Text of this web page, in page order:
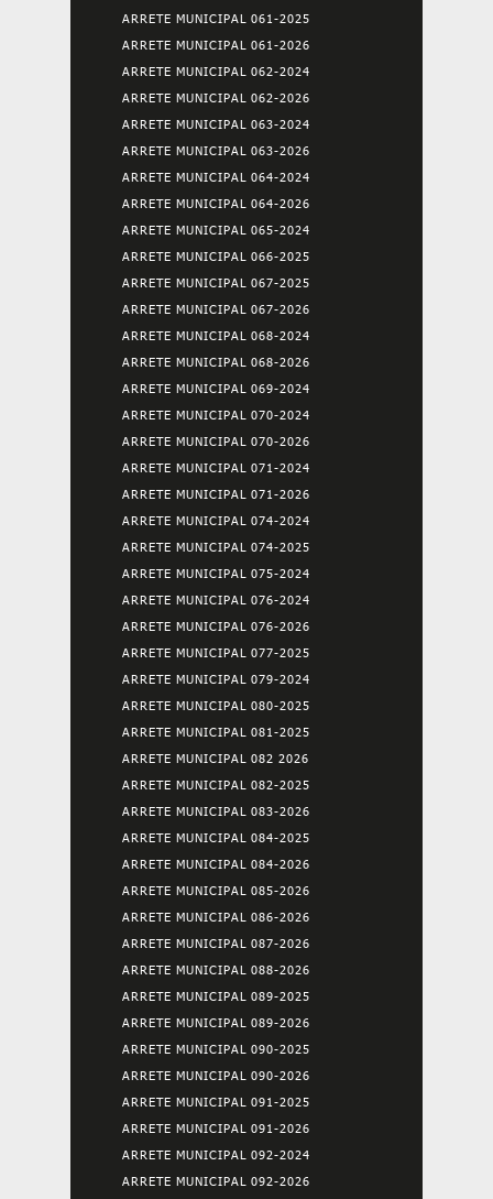
ARRETE MUNICIPAL 061-2025
ARRETE MUNICIPAL 061-2026
ARRETE MUNICIPAL 062-2024
ARRETE MUNICIPAL 062-2026
ARRETE MUNICIPAL 063-2024
ARRETE MUNICIPAL 063-2026
ARRETE MUNICIPAL 064-2024
ARRETE MUNICIPAL 064-2026
ARRETE MUNICIPAL 065-2024
ARRETE MUNICIPAL 066-2025
ARRETE MUNICIPAL 067-2025
ARRETE MUNICIPAL 067-2026
ARRETE MUNICIPAL 068-2024
ARRETE MUNICIPAL 068-2026
ARRETE MUNICIPAL 069-2024
ARRETE MUNICIPAL 070-2024
ARRETE MUNICIPAL 070-2026
ARRETE MUNICIPAL 071-2024
ARRETE MUNICIPAL 071-2026
ARRETE MUNICIPAL 074-2024
ARRETE MUNICIPAL 074-2025
ARRETE MUNICIPAL 075-2024
ARRETE MUNICIPAL 076-2024
ARRETE MUNICIPAL 076-2026
ARRETE MUNICIPAL 077-2025
ARRETE MUNICIPAL 079-2024
ARRETE MUNICIPAL 080-2025
ARRETE MUNICIPAL 081-2025
ARRETE MUNICIPAL 082 2026
ARRETE MUNICIPAL 082-2025
ARRETE MUNICIPAL 083-2026
ARRETE MUNICIPAL 084-2025
ARRETE MUNICIPAL 084-2026
ARRETE MUNICIPAL 085-2026
ARRETE MUNICIPAL 086-2026
ARRETE MUNICIPAL 087-2026
ARRETE MUNICIPAL 088-2026
ARRETE MUNICIPAL 089-2025
ARRETE MUNICIPAL 089-2026
ARRETE MUNICIPAL 090-2025
ARRETE MUNICIPAL 090-2026
ARRETE MUNICIPAL 091-2025
ARRETE MUNICIPAL 091-2026
ARRETE MUNICIPAL 092-2024
ARRETE MUNICIPAL 092-2026